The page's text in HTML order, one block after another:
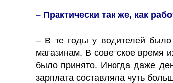
– Практически так же, как
– В те годы у водителей было
магазинам. В советское время
было принято. Иногда даже
зарплата составляла чуть